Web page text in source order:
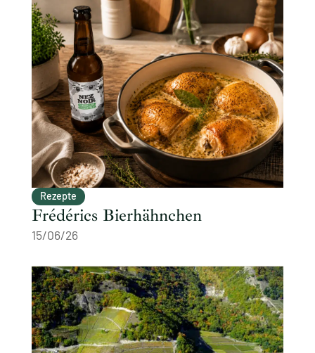
Rezepte
Frédérics Bierhähnchen
15/06/26